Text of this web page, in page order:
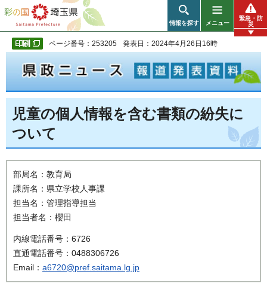
彩の国 埼玉県
情報を探す メニュー
緊急・防
災
ページ番号：253205 発表日：2024年4月26日16時
児童の個人情報を含む書類の紛失に
ついて
部局名：教育局
課所名：県立学校人事課
担当名：管理指導担当
担当者名：櫻田
内線電話番号：6726
直通電話番号：0488306726
Email： a6720@pref.saitama.lg.jp